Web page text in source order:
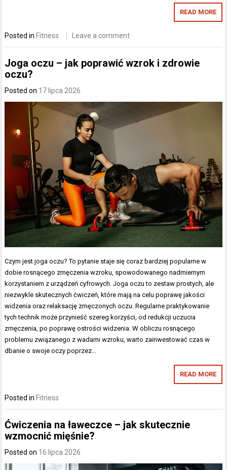
READ MORE
Posted in Fitness Leave a comment
Joga oczu – jak poprawić wzrok i zdrowie
oczu?
Posted on 17 lipca 2026
Czym jest joga oczu? To pytanie staje się coraz bardziej popularne w
dobie rosnącego zmęczenia wzroku, spowodowanego nadmiernym
korzystaniem z urządzeń cyfrowych. Joga oczu to zestaw prostych, ale
niezwykle skutecznych ćwiczeń, które mają na celu poprawę jakości
widzenia oraz relaksację zmęczonych oczu. Regularne praktykowanie
tych technik może przynieść szereg korzyści, od redukcji uczucia
zmęczenia, po poprawę ostrości widzenia. W obliczu rosnącego
problemu związanego z wadami wzroku, warto zainwestować czas w
dbanie o swoje oczy poprzez…
READ MORE
Posted in Fitness
Ćwiczenia na ławeczce – jak skutecznie
wzmocnić mięśnie?
Posted on 16 lipca 2026